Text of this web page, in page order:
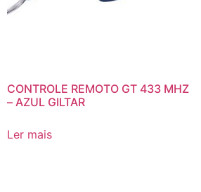
CONTROLE REMOTO GT 433 MHZ
– AZUL GILTAR
Ler mais